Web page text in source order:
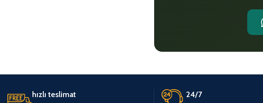
hızlı teslimat 24/7